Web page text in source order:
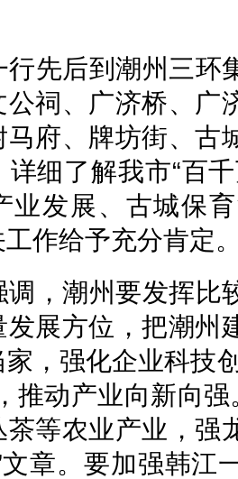
行先后到潮州三环
公祠、广济桥、广
马府、牌坊街、古
细了解我市“百
业发展、古城保
作给予充分肯定
调，潮州要发挥比
发展方位，把潮州
，强化企业科技
推动产业向新向
茶等农业产业，强
文章。要加强韩江